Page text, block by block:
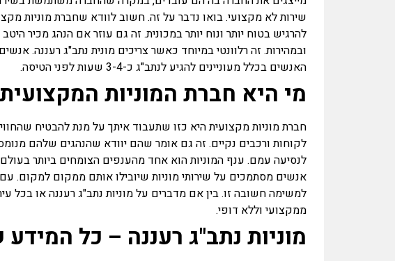
שירות לא מקצועי. בואו נדבר על זה. חשוב לוודא שחברת מוניות
להרגיש בטוח יותר ונוח יותר במכונית. זה גם עוזר אם הנהג מכיר
ובמהירות. זה רלוונטי במיוחד כאשר צריכים מונית נתב"ג רעננה.
האנשים בכלל מעוניינים להגיע לנתב"ג כ-3-4 שעות לפני הטיסה.
מי היא חברת המוניות
חברת מוניות מקצועית היא כזו שתעבוד איתך על מנת להבטיח
לקוחות ורכבים נקיים. זה גם אומר שהם יוודא שהנהגים שלהם
לנסיעה עמם. ענף המוניות הוא אחד מהענפים הצומחים ביותר בעולם
אנשים מסתמכים על שירותי מוניות שיובילו אותם ממקום למקום.
למשימה חשובה זו. בין אם מדברים על מוניות נתב"ג רעננה או בכל
ממקצועי וללא דופי.
מוניות נתב"ג רעננה – כל